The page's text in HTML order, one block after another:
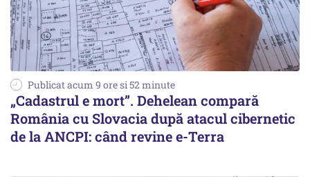
Publicat acum 9 ore si 52 minute
„Cadastrul e mort”. Dehelean compară
România cu Slovacia după atacul cibernetic
de la ANCPI: când revine e-Terra